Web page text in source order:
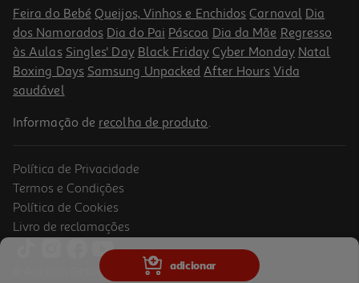
adicionar
Feira do Bebé Queijos, Vinhos e Enchidos Carnaval Dia
dos Namorados Dia do Pai Páscoa Dia da Mãe Regresso
às Aulas Singles' Day Black Friday Cyber Monday Natal
Boxing Days Samsung Unpacked After Hours Vida
saudável
Informação de recolha de produto.
Política de Privacidade
Termos e Condições
Política de Cookies
Livro de reclamações
© Auchan Retail Portugal